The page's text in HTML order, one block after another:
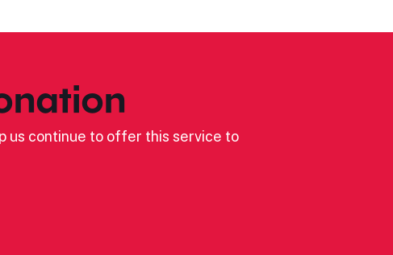
us continue to offer this service to